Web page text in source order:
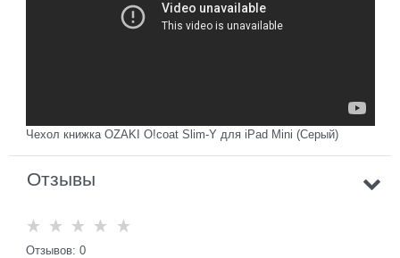
Чехол книжка OZAKI O!coat Slim-Y для iPad Mini (Серый)
Отзывы
Отзывов: 0